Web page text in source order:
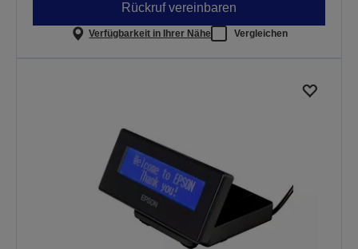
Rückruf vereinbaren
Verfügbarkeit in Ihrer Nähe Vergleichen